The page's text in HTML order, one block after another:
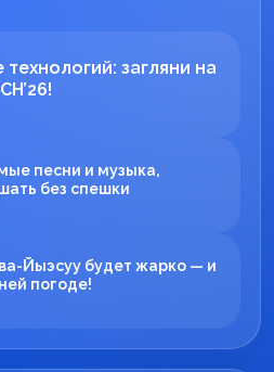
загляни на
песни и музыка,
без спешки
Йыэсуу будет жарко — и
погоде!